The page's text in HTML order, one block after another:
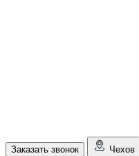
Заказать звонок Чехов